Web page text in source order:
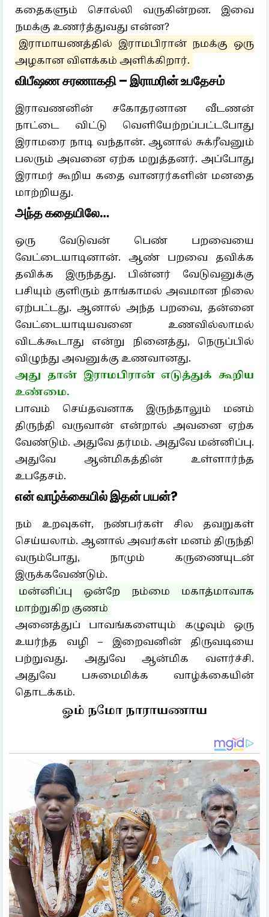
கதைகளும் சொல்லி வருகின்றன. இவை
நமக்கு உணர்த்துவது என்ன?
இராமாயணத்தில் இராமபிரான் நமக்கு ஒரு
அழகான விளக்கம் அளிக்கிறார்.
விபீஷண சரணாகதி – இராமரின் உபதேசம்
இராவணனின் சகோதரனான வீடணன்
நாட்டை விட்டு வெளியேற்றப்பட்டபோது
இராமரை நாடி வந்தான். ஆனால் சுக்ரீவனும்
பலரும் அவனை ஏற்க மறுத்தனர். அப்போது
இராமர் கூறிய கதை வானரர்களின் மனதை
மாற்றியது.
அந்த கதையிலே…
ஒரு வேடுவன் பெண் பறவையை
வேட்டையாடினான். ஆண் பறவை தவிக்க
தவிக்க இருந்தது. பின்னர் வேடுவனுக்கு
பசியும் குளிரும் தாங்காமல் அவமான நிலை
ஏற்பட்டது. ஆனால் அந்த பறவை, தன்னை
வேட்டையாடியவனை உணவில்லாமல்
விடக்கூடாது என்று நினைத்து, நெருப்பில்
விழுந்து அவனுக்கு உணவானது.
அது தான் இராமபிரான் எடுத்துக் கூறிய
உண்மை.
பாவம் செய்தவனாக இருந்தாலும் மனம்
திருந்தி வருவான் என்றால் அவனை ஏற்க
வேண்டும். அதுவே தர்மம். அதுவே மன்னிப்பு.
அதுவே ஆன்மிகத்தின் உள்ளார்ந்த
உபதேசம்.
என் வாழ்க்கையில் இதன் பயன்?
நம் உறவுகள், நண்பர்கள் சில தவறுகள்
செய்யலாம். ஆனால் அவர்கள் மனம் திருந்தி
வரும்போது, நாமும் கருணையுடன்
இருக்கவேண்டும்.
மன்னிப்பு ஒன்றே நம்மை மகாத்மாவாக
மாற்றுகிற குணம்
அனைத்துப் பாவங்களையும் கழுவும் ஒரு
உயர்ந்த வழி – இறைவனின் திருவடியை
பற்றுவது. அதுவே ஆன்மிக வளர்ச்சி.
அதுவே பசுமைமிக்க வாழ்க்கையின்
தொடக்கம்.
ஓம் நமோ நாராயணாய